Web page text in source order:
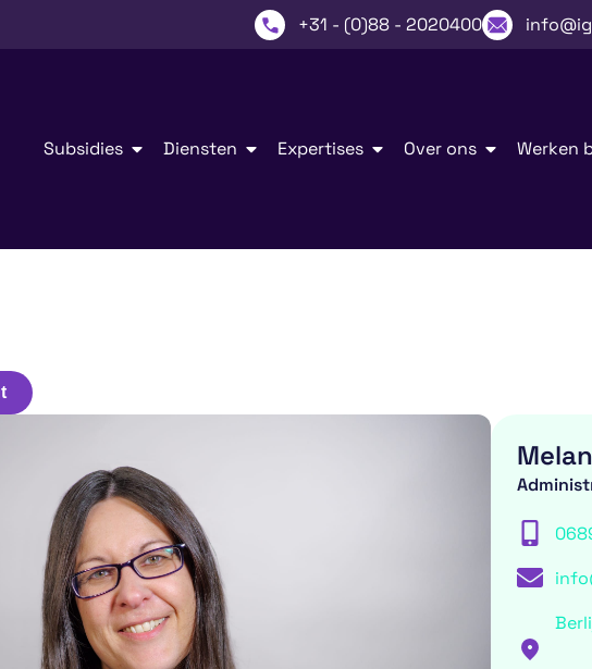
+31 - (0)88 - 2020400
Subsidies Diensten Expertises Over ons Werken